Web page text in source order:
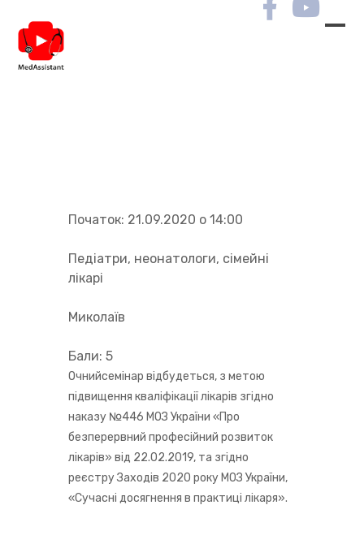
Початок: 21.09.2020 о 14:00
Педіатри, неонатологи, сімейні
лікарі
Миколаїв
Бали: 5
Очнийсемінар відбудеться, з метою
підвищення кваліфікації лікарів згідно
наказу №446 МОЗ України «Про
безперервний професійний розвиток
лікарів» від 22.02.2019, та згідно
реєстру Заходів 2020 року МОЗ України,
«Сучасні досягнення в практиці лікаря».